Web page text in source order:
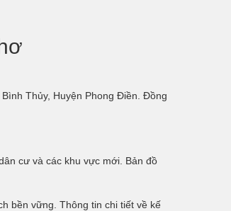
Thủy, Huyện Phong Điền. Đồng
cư và các khu vực mới. Bản đồ
bền vững. Thông tin chi tiết về kế